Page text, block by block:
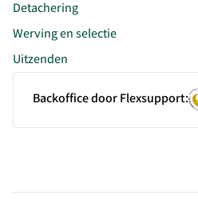
Detachering
Werving en selectie
Uitzenden
Backoffice door Flexsupport: